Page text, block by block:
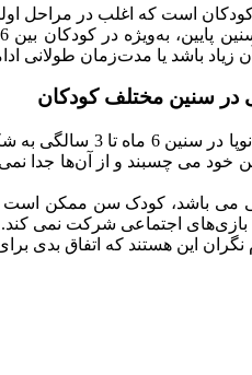
است که اغلب در مراحل
زیاد باشد یا مدت‌زمان طولانی
در سنین مختلف کودکان
نشانه های
خود می چسبند و از آن‌ها جدا
پیش‌دبستانی که بین 3 تا 5 سالگی می
بازی‌های اجتماعی شرکت نمی کند.